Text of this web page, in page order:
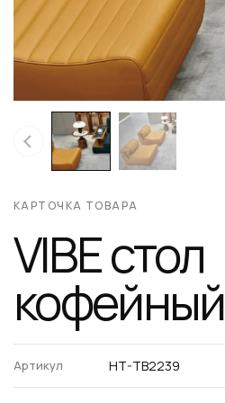
КАРТОЧКА ТОВАРА
VIBE стол
кофейный
Артикул HT-TB2239